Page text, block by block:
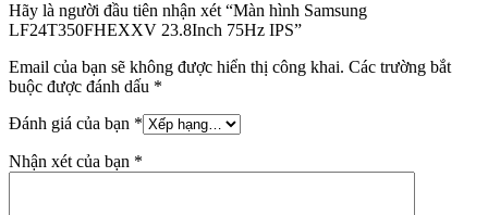
Hãy là người đầu tiên nhận xét “Màn hình Samsung
LF24T350FHEXXV 23.8Inch 75Hz IPS”
Email của bạn sẽ không được hiển thị công khai. Các trường bắt
buộc được đánh dấu *
Đánh giá của bạn *
Nhận xét của bạn *